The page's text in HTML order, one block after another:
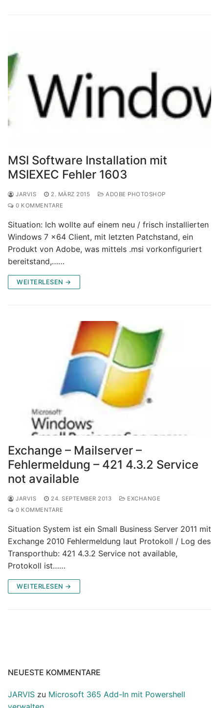
MSI Software Installation mit
MSIEXEC Fehler 1603
JARVIS 2. MÄRZ 2015
ADOBE PHOTOSHOP
0 KOMMENTARE
Situation: Ich wollte auf einem neu / frisch installierten
Windows 7 x64 Client, mit letzten Patchstand, ein
Produkt von Adobe, was mittels .msi vorkonfiguriert
bereitstand,……
WEITERLESEN →
Exchange – Mailserver –
Fehlermeldung – 421 4.3.2 Service
not available
JARVIS 24. SEPTEMBER 2013
EXCHANGE
0 KOMMENTARE
Situation System ist ein Small Business Server 2011 mit
Exchange 2010 Fehlermeldung laut Protokoll / Log des
Transporthub: 421 4.3.2 Service not available,
Protokoll ist……
WEITERLESEN →
NEUESTE KOMMENTARE
JARVIS zu Microsoft 365 Add-In mit Powershell